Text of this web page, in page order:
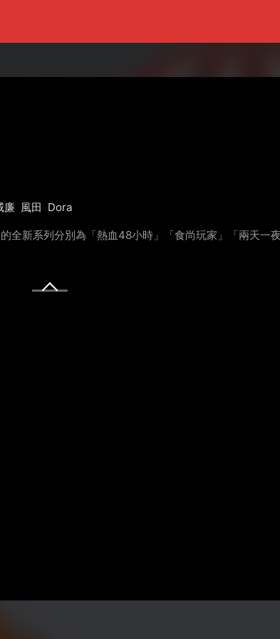
廉 風田 Dora
新系列分別為「熱血48小時」「食尚玩家」「兩天一